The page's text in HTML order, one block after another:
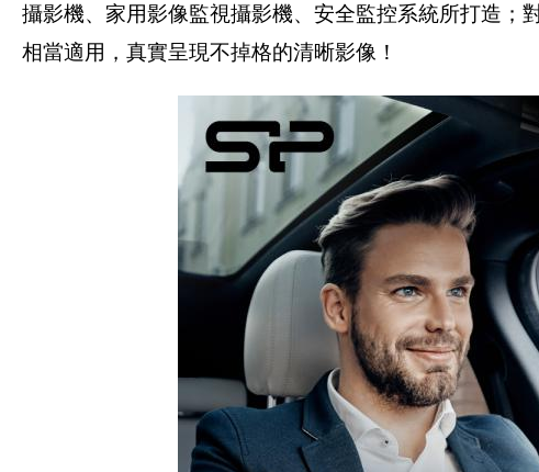
攝影機、家用影像監視攝影機、安全監控系統所打造
相當適用，真實呈現不掉格的清晰影像！